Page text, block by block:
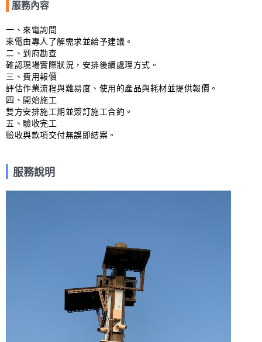
服務內容
一、來電詢問
來電由專人了解需求並給予建議。
二、到府勘查
確認現場實際狀況，安排後續處理方式。
三、費用報價
評估作業流程與難易度、使用的產品與耗材並提供報價。
四、開始施工
雙方安排施工期並簽訂施工合約。
五、驗收完工
驗收與款項交付無誤即結案。
服務說明